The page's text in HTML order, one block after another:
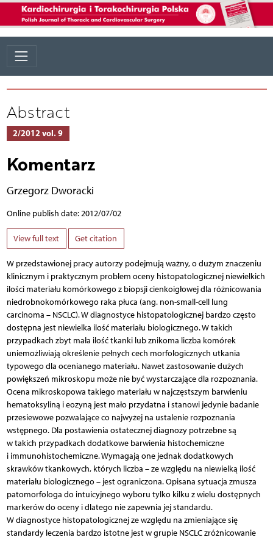
Abstract
2/2012 vol. 9
Komentarz
Grzegorz Dworacki
Online publish date: 2012/07/02
View full text Get citation
W przedstawionej pracy autorzy podejmują ważny, o dużym znaczeniu
klinicznym i praktycznym problem oceny histopatologicznej niewielkich
ilości materiału komórkowego z biopsji cienkoigłowej dla różnicowania
niedrobnokomórkowego raka płuca (ang. non-small-cell lung
carcinoma – NSCLC). W diagnostyce histopatologicznej bardzo często
dostępna jest niewielka ilość materiału biologicznego. W takich
przypadkach zbyt mała ilość tkanki lub znikoma liczba komórek
uniemożliwiają określenie pełnych cech morfologicznych utkania
typowego dla ocenianego materiału. Nawet zastosowanie dużych
powiększeń mikroskopu może nie być wystarczające dla rozpoznania.
Ocena mikroskopowa takiego materiału w najczęstszym barwieniu
hematoksyliną i eozyną jest mało przydatna i stanowi jedynie badanie
przesiewowe pozwalające co najwyżej na ustalenie rozpoznania
wstępnego. Dla postawienia ostatecznej diagnozy potrzebne są
w takich przypadkach dodatkowe barwienia histochemiczne
i immunohistochemiczne. Wymagają one jednak dodatkowych
skrawków tkankowych, których liczba – ze względu na niewielką ilość
materiału biologicznego – jest ograniczona. Opisana sytuacja zmusza
patomorfologa do intuicyjnego wyboru tylko kilku z wielu dostępnych
markerów do oceny i dlatego nie zapewnia jej standardu.
W diagnostyce histopatologicznej ze względu na zmieniające się
standardy leczenia bardzo istotne jest w grupie NSCLC zróżnicowanie